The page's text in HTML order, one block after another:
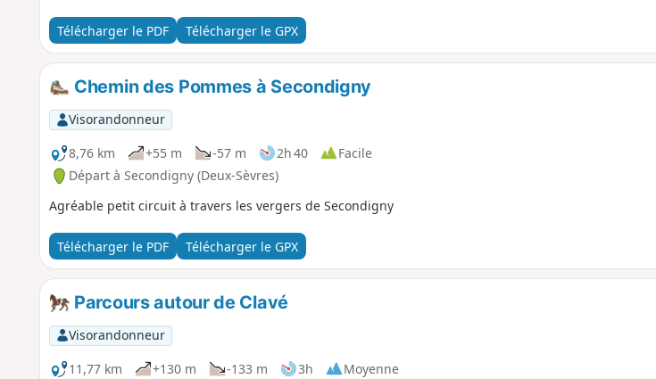
Télécharger le PDF Télécharger le GPX
Chemin des Pommes à Secondigny
Visorandonneur
8,76 km
+55 m -57 m 2h 40
Facile
Départ à Secondigny (Deux-Sèvres)
Agréable petit circuit à travers les vergers de Secondigny
Télécharger le PDF Télécharger le GPX
Parcours autour de Clavé
Visorandonneur
11,77 km
+130 m -133 m 3h Moyenne